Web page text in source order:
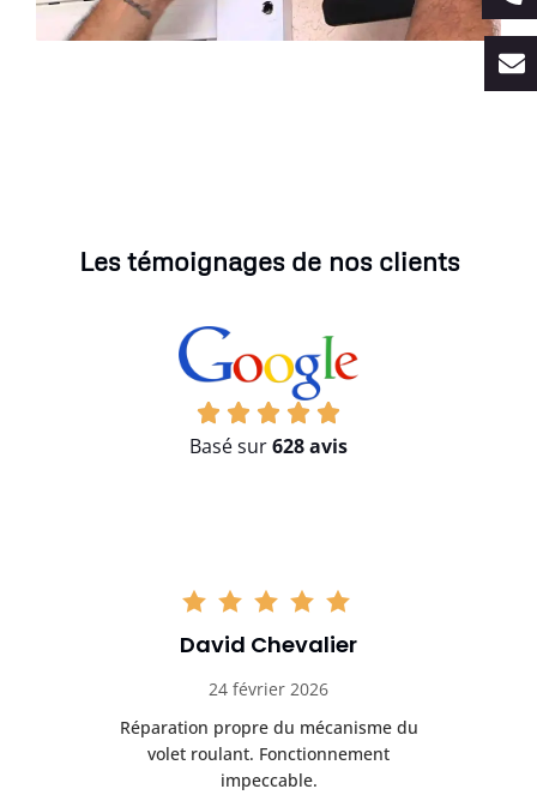
Les témoignages de nos clients
Basé sur628 avis
David Chevalier
24 février 2026
Réparation propre du mécanisme du
volet roulant. Fonctionnement
impeccable.